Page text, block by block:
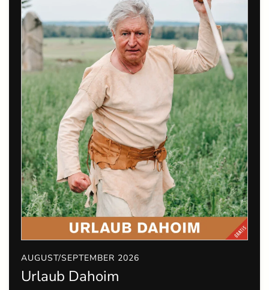
AUGUST/SEPTEMBER 2026
Urlaub Dahoim